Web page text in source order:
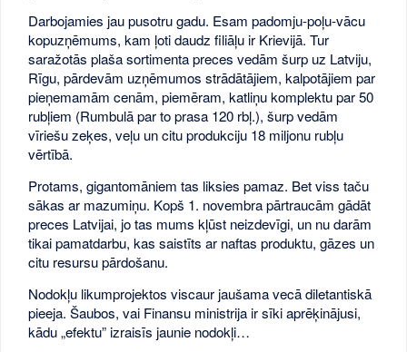
Darbojamies jau pusotru gadu. Esam padomju-poļu-vācu
kopuzņēmums, kam ļoti daudz filiāļu ir Krievijā. Tur
saražotās plaša sortimenta preces vedām šurp uz Latviju,
Rīgu, pārdevām uzņēmumos strādātājiem, kalpotājiem par
pieņemamām cenām, piemēram, katliņu komplektu par 50
rubļiem (Rumbulā par to prasa 120 rbļ.), šurp vedām
vīriešu zeķes, veļu un citu produkciju 18 miljonu rubļu
vērtībā.
Protams, gigantomāniem tas liksies pamaz. Bet viss taču
sākas ar mazumiņu. Kopš 1. novembra pārtraucām gādāt
preces Latvijai, jo tas mums kļūst neizdevīgi, un nu darām
tikai pamatdarbu, kas saistīts ar naftas produktu, gāzes un
citu resursu pārdošanu.
Nodokļu likumprojektos viscaur jaušama vecā diletantiskā
pieeja. Šaubos, vai Finansu ministrija ir sīki aprēķinājusi,
kādu „efektu” izraisīs jaunie nodokļi…